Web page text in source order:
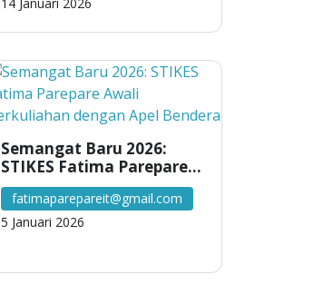
14 Januari 2026
Semangat Baru 2026:
STIKES Fatima Parepare
Awali Perkuliahan dengan
Apel Bendera
fatimaparepareit@gmail.com
5 Januari 2026